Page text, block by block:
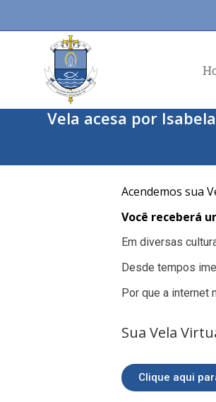
Vela acesa por
Acendemos sua
Você receberá
Em diversas
Desde tempos
Por que a internet
Sua Vela
Clique aqui